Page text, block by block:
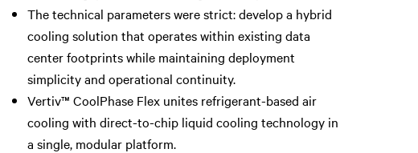
The technical parameters were strict: develop a hybrid
cooling solution that operates within existing data
center footprints while maintaining deployment
simplicity and operational continuity.
Vertiv™ CoolPhase Flex unites refrigerant-based air
cooling with direct-to-chip liquid cooling technology in
a single, modular platform.